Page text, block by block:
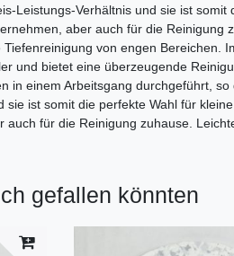
Leistungs-Verhältnis und sie ist
aber auch für die
von engen Bereichen.
und bietet eine überzeugende
in einem Arbeitsgang durchgeführt,
sie ist somit die perfekte Wahl für
auch für die Reinigung zuhause.
gefallen könnten